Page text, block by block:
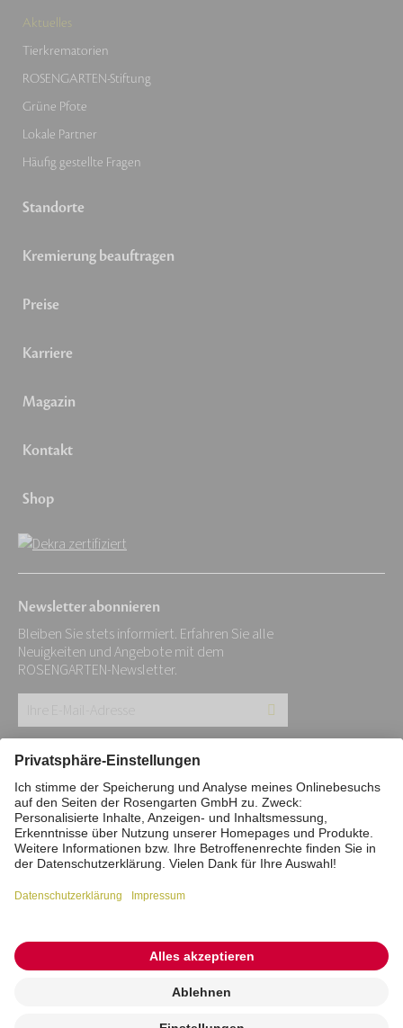
Aktuelles
Tierkrematorien
ROSENGARTEN-Stiftung
Grüne Pfote
Lokale Partner
Häufig gestellte Fragen
Standorte
Kremierung beauftragen
Preise
Karriere
Magazin
Kontakt
Shop
Newsletter abonnieren
Bleiben Sie stets informiert. Erfahren Sie alle
Neuigkeiten und Angebote mit dem
ROSENGARTEN-Newsletter.
E-
Mail-
Adresse:
*
Impressum Datenschutz
Stiftung
Interne Meldestelle
Zahlungsmittel
Barrierefreiheitserklärung
Vertrag widerrufen
© 2026 ROSENGARTEN-Tierbestattung